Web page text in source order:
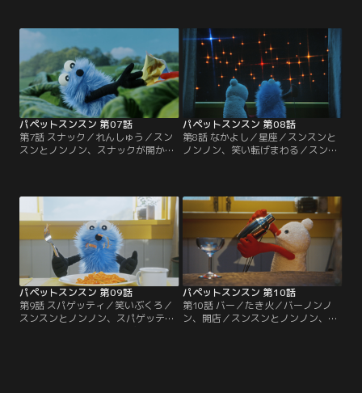
パペットスンスン 第07話
第7話 スナック／れんしゅう／スン
スンとノンノン、スナックが開かな
パペットスンスン 第08話
第8話 なかよし／星座／スンスンと
ノンノン、笑い転げまわる／スンス
パペットスンスン 第09話
第9話 スパゲッティ／笑いぶくろ／
スンスンとノンノン、スパゲッティ
パペットスンスン 第10話
第10話 バー／たき火／バーノンノ
ン、開店／スンスンとノンノン、た